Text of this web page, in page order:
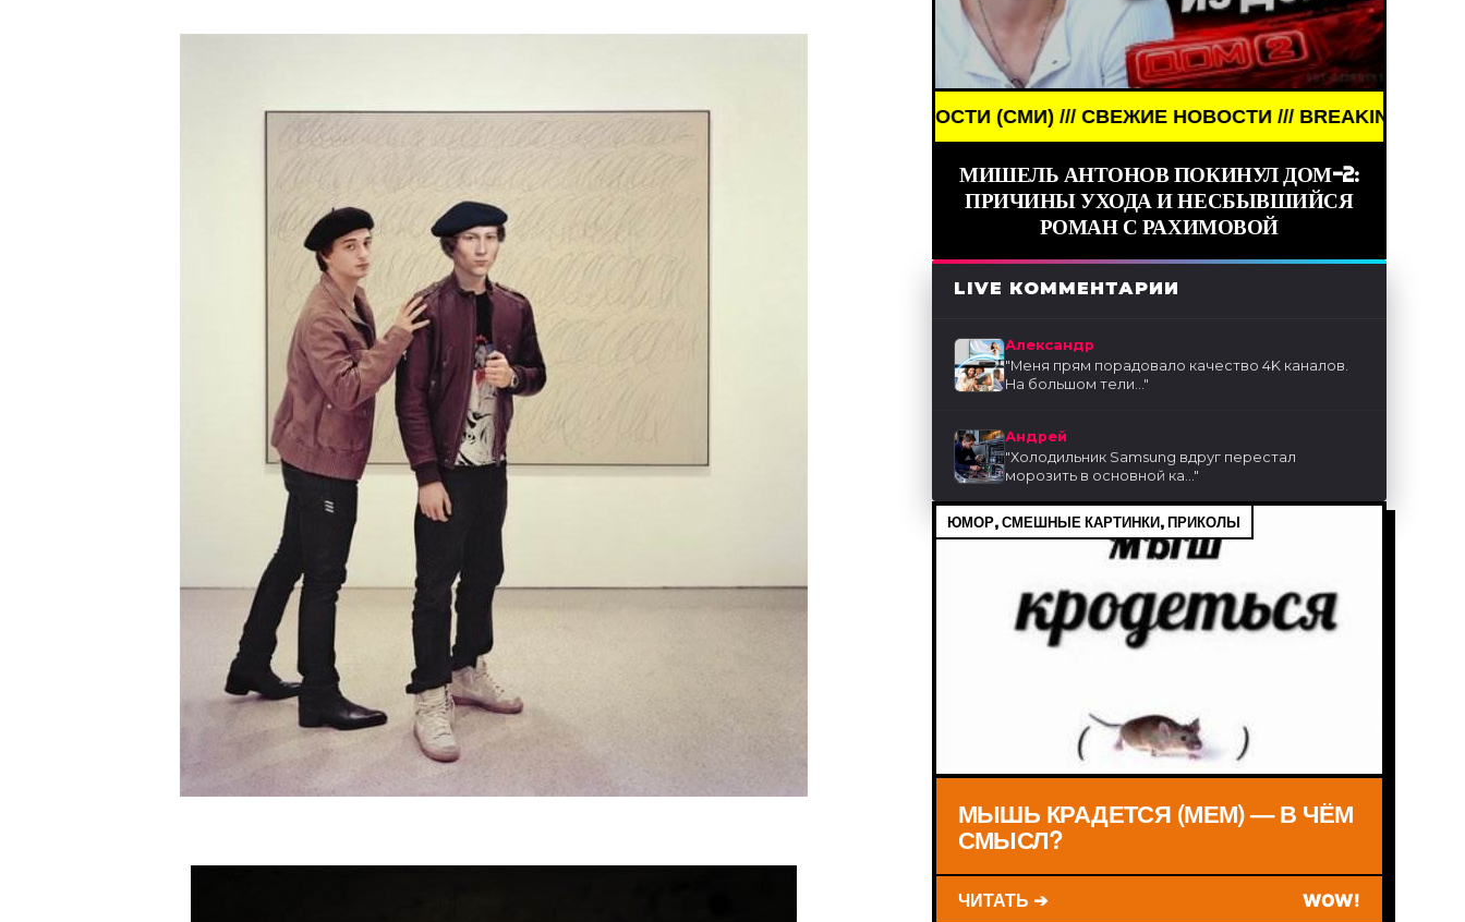
BREAKING NEWS /// НОВОСТИ (СМИ) /// СВЕЖИЕ НОВОСТИ /// BREAKING NEWS /// НОВОСТИ
МИШЕЛЬ АНТОНОВ ПОКИНУЛ ДОМ-2:
ПРИЧИНЫ УХОДА И НЕСБЫВШИЙСЯ
РОМАН С РАХИМОВОЙ
LIVE КОММЕНТАРИИ
Александр
"Меня прям порадовало качество 4K каналов.
На большом тели..."
Андрей
"Холодильник Samsung вдруг перестал
морозить в основной ка..."
ЮМОР, СМЕШНЫЕ КАРТИНКИ, ПРИКОЛЫ
МЫШЬ КРАДЕТСЯ (МЕМ) — В ЧЁМ
СМЫСЛ?
ЧИТАТЬ ➔ WOW!